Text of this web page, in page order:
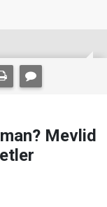
Mevlid